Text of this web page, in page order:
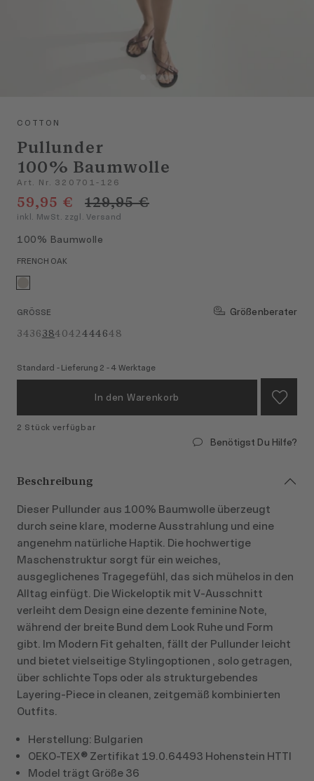
COTTON
Pullunder
100% Baumwolle
Art. Nr. 320701-126
59,95 € 129,95 €
inkl. MwSt. zzgl. Versand
100% Baumwolle
FRENCH OAK
GRÖSSE
Größenberater
3436384042444648
Standard - Lieferung 2 - 4 Werktage
In den Warenkorb
2 Stück verfügbar
Benötigst Du Hilfe?
Beschreibung
Dieser Pullunder aus 100% Baumwolle überzeugt
durch seine klare, moderne Ausstrahlung und eine
angenehm natürliche Haptik. Die hochwertige
Maschenstruktur sorgt für ein weiches,
ausgeglichenes Tragegefühl, das sich mühelos in den
Alltag einfügt. Die Wickeloptik mit V‑Ausschnitt
verleiht dem Design eine dezente feminine Note,
während der breite Bund dem Look Ruhe und Form
gibt. Im Modern Fit gehalten, fällt der Pullunder leicht
und bietet vielseitige Stylingoptionen , solo getragen,
über schlichte Tops oder als strukturgebendes
Layering‑Piece in cleanen, zeitgemäß kombinierten
Outfits.
Herstellung: Bulgarien
OEKO-TEX® Zertifikat 19.0.64493 Hohenstein HTTI
Model trägt Größe 36